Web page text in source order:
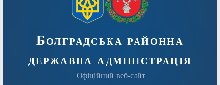
Болградська районна
державна адміністрація
Офіційний веб-сайт